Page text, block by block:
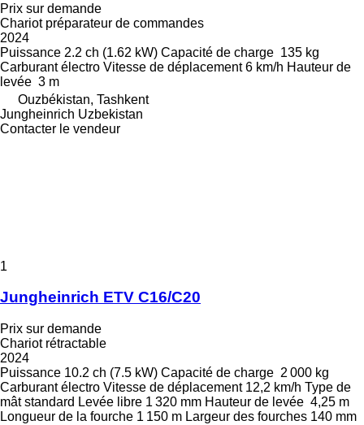
Prix sur demande
Chariot préparateur de commandes
2024
Puissance 2.2 ch (1.62 kW) Capacité de charge 135 kg
Carburant électro Vitesse de déplacement 6 km/h Hauteur de
levée 3 m
Ouzbékistan, Tashkent
Jungheinrich Uzbekistan
Contacter le vendeur
1
Jungheinrich ETV C16/C20
Prix sur demande
Chariot rétractable
2024
Puissance 10.2 ch (7.5 kW) Capacité de charge 2 000 kg
Carburant électro Vitesse de déplacement 12,2 km/h Type de
mât standard Levée libre 1 320 mm Hauteur de levée 4,25 m
Longueur de la fourche 1 150 m Largeur des fourches 140 mm